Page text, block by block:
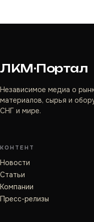
ЛКМ·Портал
Независимое медиа о
материалов, сырья и
СНГ и мире.
КОНТЕНТ
Новости
Статьи
Компании
Пресс-релизы